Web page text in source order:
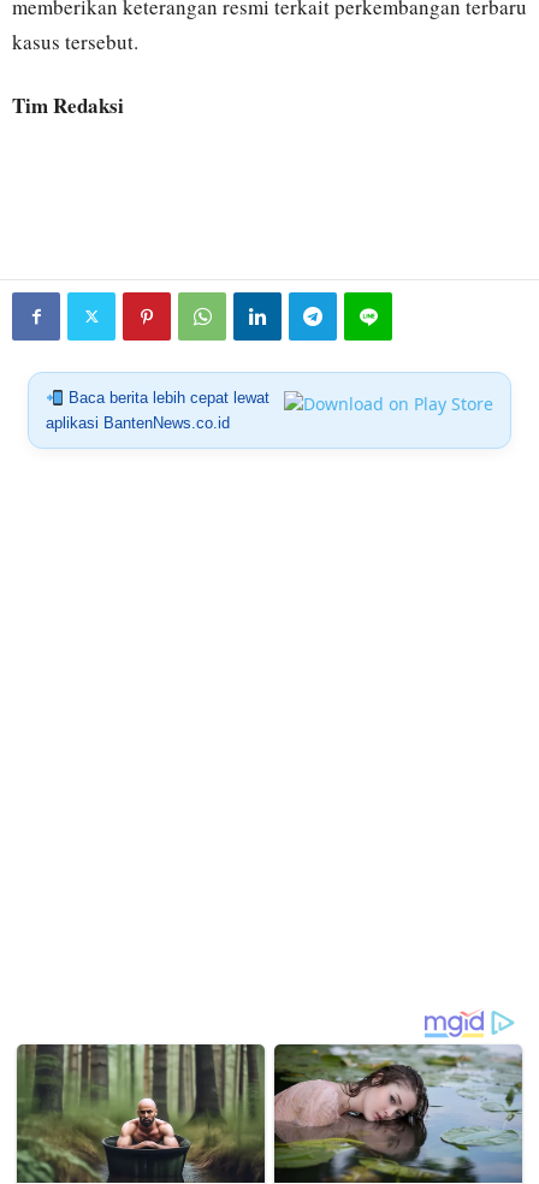
memberikan keterangan resmi terkait perkembangan terbaru
kasus tersebut.
Tim Redaksi
Baca berita lebih cepat lewat
aplikasi BantenNews.co.id